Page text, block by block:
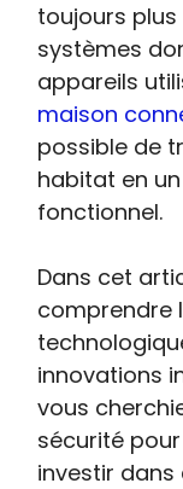
toujours
systèmes
appareils
maison
possible de
habitat en
fonctionnel.
Dans cet
comprendre
innovations
vous
sécurité
investir